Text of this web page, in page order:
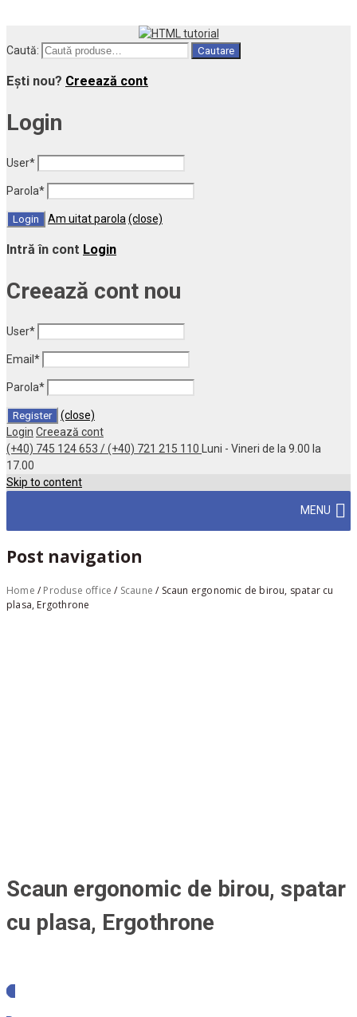
Caută: Cautare
Ești nou? Creează cont
Login
User*
Parola*
Am uitat parola (close)
Intră în cont Login
Creează cont nou
User*
Email *
Parola*
(close)
Login Creează cont
(+40) 745 124 653 / (+40) 721 215 110
Luni - Vineri de la 9.00 la
17.00
Skip to content
MENU
Post navigation
Home / Produse office / Scaune / Scaun ergonomic de birou, spatar cu
plasa, Ergothrone
Scaun ergonomic de birou, spatar
cu plasa, Ergothrone